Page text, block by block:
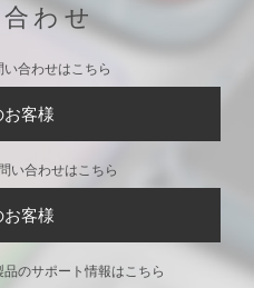
わせ
合わせはこちら
客様
い合わせはこちら
客様
のサポート情報はこちら